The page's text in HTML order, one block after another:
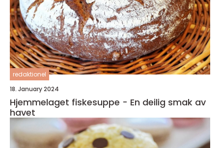
redaktionel
18. January 2024
Hjemmelaget fiskesuppe - En deilig smak av
havet